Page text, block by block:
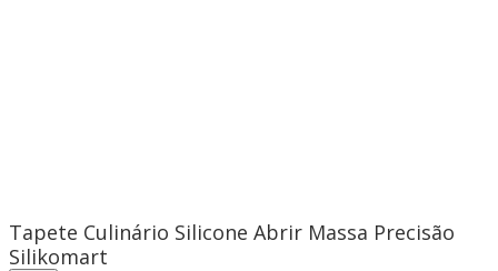
Tapete Culinário Silicone Abrir Massa Precisão
Silikomart